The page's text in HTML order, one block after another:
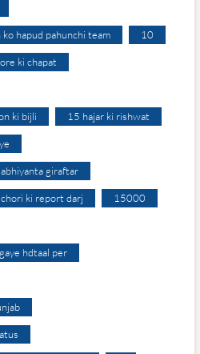
hapud pahunchi team 10
ki chapat
ki bijli 15 hajar ki rishwat
giraftar
ki report darj 15000
hdtaal per